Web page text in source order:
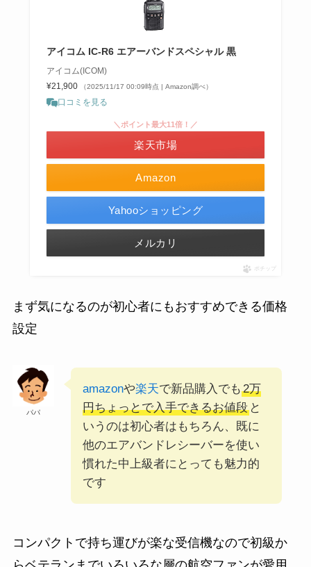
アイコム IC-R6 エアーバンドスペシャル 黒
アイコム(ICOM)
¥21,900
（2025/11/17 00:09時点 | Amazon調べ）
口コミを見る
Amazon
＼ポイント最大11倍！／
楽天市場
Yahooショッピング
メルカリ
ポチップ
まず気になるのが初心者にもおすすめできる価格
設定
パパ
amazonや楽天で新品購入でも 2万
円ちょっとで入手できるお値段と
いうのは初心者はもちろん、既に
他のエアバンドレシーバーを使い
慣れた中上級者にとっても魅力的
です
コンパクトで持ち運びが楽な受信機なので初級か